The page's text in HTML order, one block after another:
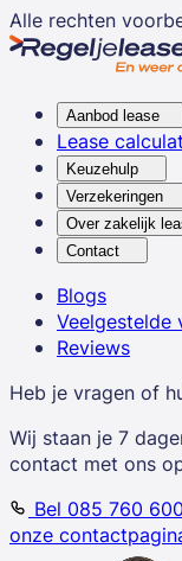
Alle rechten
Aanbod lease
Lease
Keuzehulp
Verzekeringen
Over zakelijk
Contact
Blogs
Veelgestelde
Reviews
Heb je vragen of
Wij staan je 7
contact met ons
Bel 085 760
onze